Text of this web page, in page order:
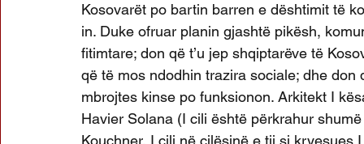
Kosovarët po bartin barren e dështimit të
in. Duke ofruar planin gjashtë pikësh,
fitimtare; don që t’u jep shqiptarëve të
që të mos ndodhin trazira sociale; dhe
mbrojtes kinse po funksionon. Arkitekt I
Havier Solana (I cili është përkrahur
Kouchner, I cili në cilësinë e tij si